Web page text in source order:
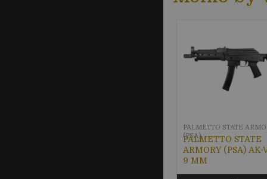
PALMETTO STATE
ARMORY (PSA) AK-
9 MM
PALMETTO STATE
(PSA)